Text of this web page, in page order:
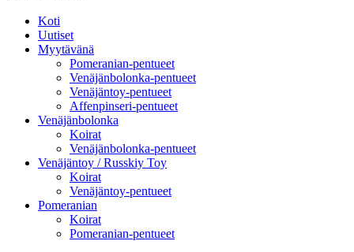
Koti
Uutiset
Myytävänä
Pomeranian-pentueet
Venäjänbolonka-pentueet
Venäjäntoy-pentueet
Affenpinseri-pentueet
Venäjänbolonka
Koirat
Venäjänbolonka-pentueet
Venäjäntoy / Russkiy Toy
Koirat
Venäjäntoy-pentueet
Pomeranian
Koirat
Pomeranian-pentueet